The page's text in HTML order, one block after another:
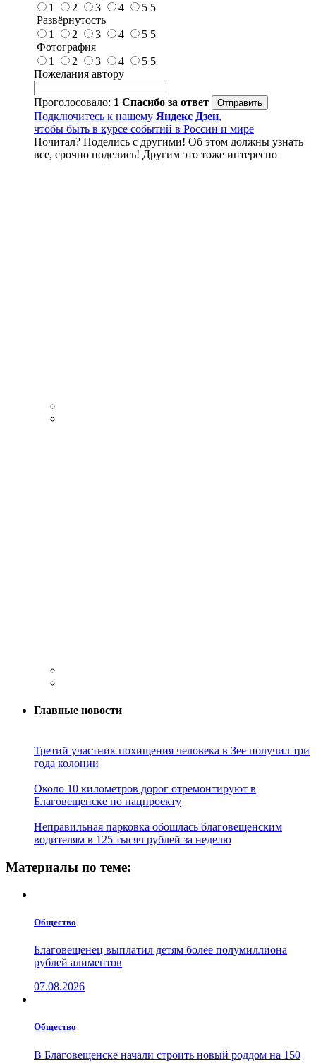
1
2 3 4 5 5
Развёрнутость
1
2 3 4 5 5
Фотография
1
2 3 4 5 5
Пожелания автору
Проголосовало: 1 Спасибо за ответ
Подключитесь к нашему Яндекс Дзен,
чтобы быть в курсе событий в России и мире
Почитал? Поделись с другими! Об этом должны узнать
все, срочно поделись! Другим это тоже интересно
Главные новости
Третий участник похищения человека в Зее получил три
года колонии
Около 10 километров дорог отремонтируют в
Благовещенске по нацпроекту
Неправильная парковка обошлась благовещенским
водителям в 125 тысяч рублей за неделю
Материалы по теме:
Общество
Благовещенец выплатил детям более полумиллиона
рублей алиментов
07.08.2026
Общество
В Благовещенске начали строить новый роддом на 150